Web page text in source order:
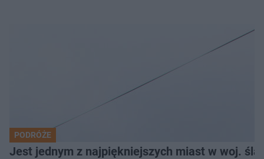
PODRÓŻE
Jest jednym z najpiękniejszych miast w woj.